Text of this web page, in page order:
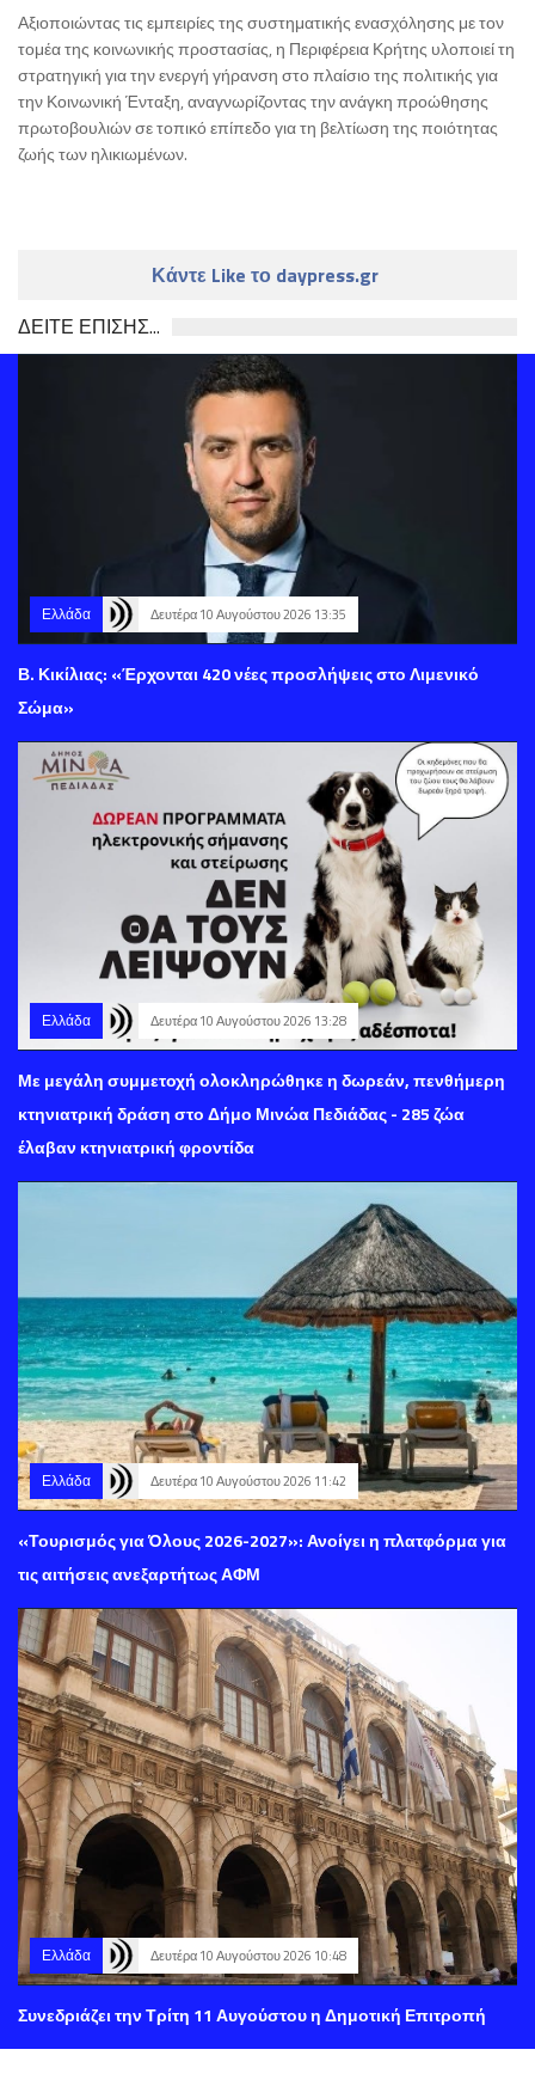
Αξιοποιώντας τις εμπειρίες της συστηματικής ενασχόλησης με τον
τομέα της κοινωνικής προστασίας, η Περιφέρεια Κρήτης υλοποιεί τη
στρατηγική για την ενεργή γήρανση στο πλαίσιο της πολιτικής για
την Κοινωνική Ένταξη, αναγνωρίζοντας την ανάγκη προώθησης
πρωτοβουλιών σε τοπικό επίπεδο για τη βελτίωση της ποιότητας
ζωής των ηλικιωμένων.
Κάντε Like το daypress.gr
ΔΕΙΤΕ ΕΠΙΣΗΣ...
Ελλάδα Δευτέρα 10 Αυγούστου 2026 13:35
Β. Κικίλιας: «Έρχονται 420 νέες προσλήψεις στο Λιμενικό
Σώμα»
Ελλάδα Δευτέρα 10 Αυγούστου 2026 13:28
Με μεγάλη συμμετοχή ολοκληρώθηκε η δωρεάν, πενθήμερη
κτηνιατρική δράση στο Δήμο Μινώα Πεδιάδας - 285 ζώα
έλαβαν κτηνιατρική φροντίδα
Ελλάδα Δευτέρα 10 Αυγούστου 2026 11:42
«Τουρισμός για Όλους 2026-2027»: Ανοίγει η πλατφόρμα για
τις αιτήσεις ανεξαρτήτως ΑΦΜ
Ελλάδα Δευτέρα 10 Αυγούστου 2026 10:48
Συνεδριάζει την Τρίτη 11 Αυγούστου η Δημοτική Επιτροπή